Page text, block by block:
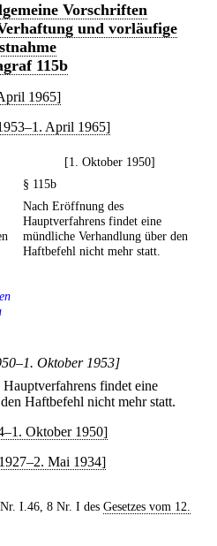
Vorschriften
und vorläufige
115b
1965]
April 1965]
[1. Oktober 1950]
§ 115b
Nach Eröffnung des
Hauptverfahrens findet eine
mündliche Verhandlung über den
Haftbefehl nicht mehr statt.
Oktober 1953]
findet eine
Haftbefehl nicht mehr statt.
Oktober 1950]
Mai 1934]
I.46, 8 Nr. I des Gesetzes vom 12.